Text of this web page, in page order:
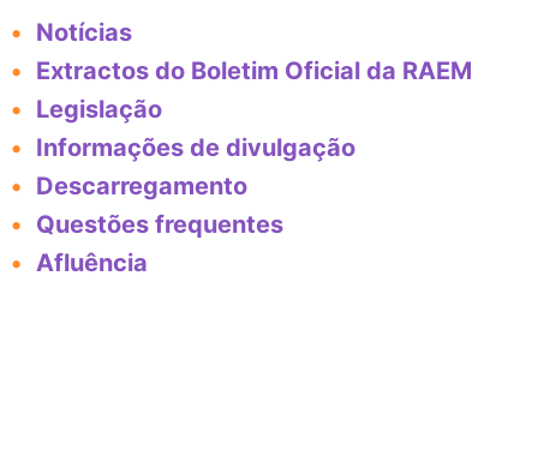
Notícias
Extractos do Boletim Oficial da RAEM
Legislação
Informações de divulgação
Descarregamento
Questões frequentes
Afluência